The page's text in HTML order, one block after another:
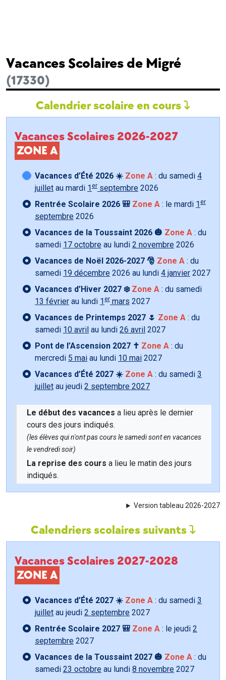
Vacances Scolaires de Migré
(17330)
Calendrier scolaire en cours
Vacances Scolaires 2026-2027
ZONE A
Vacances d’Été 2026 ☀️ Zone A : du samedi 4
juillet au mardi 1 er septembre 2026
Rentrée Scolaire 2026 🎒 Zone A : le mardi 1 er
septembre 2026
Vacances de la Toussaint 2026 🎃 Zone A : du
samedi 17 octobre au lundi 2 novembre 2026
Vacances de Noël 2026-2027 🎅 Zone A : du
samedi 19 décembre 2026 au lundi 4 janvier 2027
Vacances d’Hiver 2027 ❄️ Zone A : du samedi
13 février au lundi 1 er mars 2027
Vacances de Printemps 2027 🌷 Zone A : du
samedi 10 avril au lundi 26 avril 2027
Pont de l’Ascension 2027 ✝️ Zone A : du
mercredi 5 mai au lundi 10 mai 2027
Vacances d’Été 2027 ☀️ Zone A : du samedi 3
juillet au jeudi 2 septembre 2027
Le début des vacances a lieu après le dernier
cours des jours indiqués.
(les élèves qui n'ont pas cours le samedi sont en vacances
le vendredi soir)
La reprise des cours a lieu le matin des jours
indiqués.
Version tableau 2026-2027
Calendriers scolaires suivants
Vacances Scolaires 2027-2028
ZONE A
Vacances d’Été 2027 ☀️ Zone A : du samedi 3
juillet au jeudi 2 septembre 2027
Rentrée Scolaire 2027 🎒 Zone A : le jeudi 2
septembre 2027
Vacances de la Toussaint 2027 🎃 Zone A : du
samedi 23 octobre au lundi 8 novembre 2027